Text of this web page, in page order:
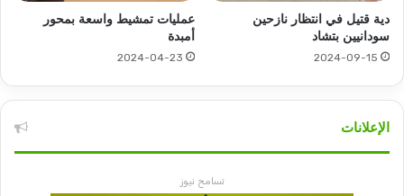
دية قتيل في انتظار نازحين
سودانيين بتشاد
2024-09-15
عمليات تمشيط واسعة بمحور
أمبدة
2024-04-23
الإعلانات
تسامح نيوز